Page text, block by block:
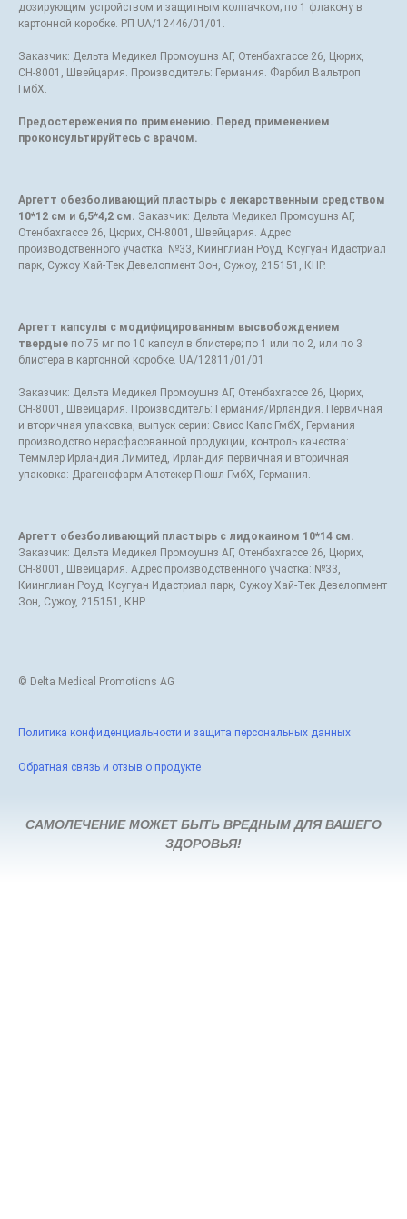
дозирующим устройством и защитным колпачком; по 1 флакону в
картонной коробке. РП UA/12446/01/01.
Заказчик: Дельта Медикел Промоушнз АГ, Отенбахгассе 26, Цюрих,
СН-8001, Швейцария. Производитель: Германия. Фарбил Вальтроп
ГмбХ.
Предостережения по применению. Перед применением
проконсультируйтесь с врачом.
Аргетт обезболивающий пластырь с лекарственным средством
10*12 см и 6,5*4,2 см. Заказчик: Дельта Медикел Промоушнз АГ,
Отенбахгассе 26, Цюрих, СН-8001, Швейцария. Адрес
производственного участка: №33, Киинглиан Роуд, Ксугуан Идастриал
парк, Сужоу Хай-Тек Девелопмент Зон, Сужоу, 215151, КНР.
Аргетт капсулы с модифицированным высвобождением
твердые по 75 мг по 10 капсул в блистере; по 1 или по 2, или по 3
блистера в картонной коробке. UA/12811/01/01
Заказчик: Дельта Медикел Промоушнз АГ, Отенбахгассе 26, Цюрих,
СН-8001, Швейцария. Производитель: Германия/Ирландия. Первичная
и вторичная упаковка, выпуск серии: Свисс Капс ГмбХ, Германия
производство нерасфасованной продукции, контроль качества:
Теммлер Ирландия Лимитед, Ирландия первичная и вторичная
упаковка: Драгенофарм Апотекер Пюшл ГмбХ, Германия.
Аргетт обезболивающий пластырь с лидокаином 10*14 см.
Заказчик: Дельта Медикел Промоушнз АГ, Отенбахгассе 26, Цюрих,
СН-8001, Швейцария. Адрес производственного участка: №33,
Киинглиан Роуд, Ксугуан Идастриал парк, Сужоу Хай-Тек Девелопмент
Зон, Сужоу, 215151, КНР.
© Delta Medical Promotions AG
Политика конфиденциальности и защита персональных данных
Обратная связь и отзыв о продукте
САМОЛЕЧЕНИЕ МОЖЕТ БЫТЬ ВРЕДНЫМ ДЛЯ ВАШЕГО
ЗДОРОВЬЯ!